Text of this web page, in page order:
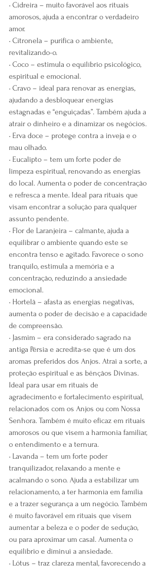
• Cidreira – muito favorável aos rituais
amorosos, ajuda a encontrar o verdadeiro
amor.
• Citronela – purifica o ambiente,
revitalizando-o.
• Coco – estimula o equilíbrio psicológico,
espiritual e emocional.
• Cravo – ideal para renovar as energias,
ajudando a desbloquear energias
estagnadas e “enguiçadas”. Também ajuda a
atrair o dinheiro e a dinamizar os negócios.
• Erva doce – protege contra a inveja e o
mau olhado.
• Eucalipto – tem um forte poder de
limpeza espiritual, renovando as energias
do local. Aumenta o poder de concentração
e refresca a mente. Ideal para rituais que
visam encontrar a solução para qualquer
assunto pendente.
• Flor de Laranjeira – calmante, ajuda a
equilibrar o ambiente quando este se
encontra tenso e agitado. Favorece o sono
tranquilo, estimula a memória e a
concentração, reduzindo a ansiedade
emocional.
• Hortelã – afasta as energias negativas,
aumenta o poder de decisão e a capacidade
de compreensão.
• Jasmim – era considerado sagrado na
antiga Pérsia e acredita-se que é um dos
aromas preferidos dos Anjos. Atrai a sorte, a
proteção espiritual e as bênçãos Divinas.
Ideal para usar em rituais de
agradecimento e fortalecimento espiritual,
relacionados com os Anjos ou com Nossa
Senhora. Também é muito eficaz em rituais
amorosos ou que visem a harmonia familiar,
o entendimento e a ternura.
• Lavanda – tem um forte poder
tranquilizador, relaxando a mente e
acalmando o sono. Ajuda a estabilizar um
relacionamento, a ter harmonia em família
e a trazer segurança a um negócio. Também
é muito favorável em rituais que visem
aumentar a beleza e o poder de sedução,
ou para aproximar um casal. Aumenta o
equilíbrio e diminui a ansiedade.
• Lótus – traz clareza mental, favorecendo a